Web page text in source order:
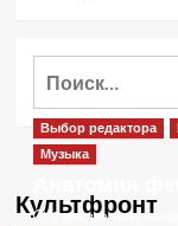
Умер
1936-
Культфронт
Выбор редактора
Музыка
2 месяца тому назад